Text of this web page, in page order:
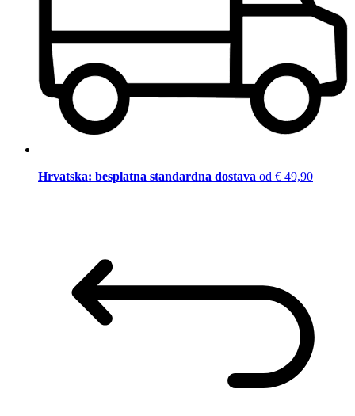
Hrvatska: besplatna standardna dostava od € 49,90